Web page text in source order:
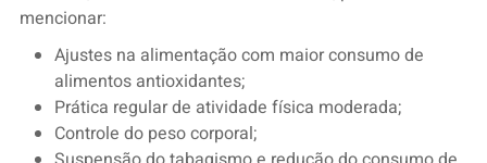
mencionar:
Ajustes na alimentação com maior consumo de
alimentos antioxidantes;
Prática regular de atividade física moderada;
Controle do peso corporal;